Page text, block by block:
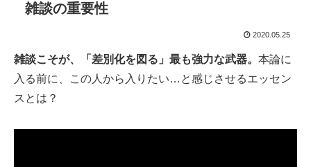
雑談の重要性
2020.05.25
雑談こそが、「差別化を図る」最も強力な武器。 本論に
入る前に、この人から入りたい…と感じさせるエッセン
スとは？